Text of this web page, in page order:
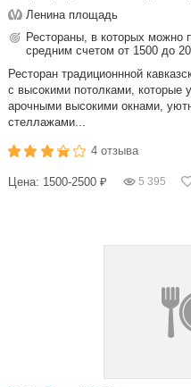
Ленина площадь
Рестораны, в которых можно
средним счетом от 1500 до
Ресторан традиционнной
c высокими потолками,
арочными высокими окнами,
стеллажами...
4 отзыва
Цена: 1500-2500 ₽ 5 395